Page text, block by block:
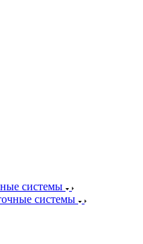
системы
системы